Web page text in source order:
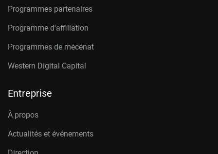
Programmes partenaires
Programme d'affiliation
Programmes de mécénat
Western Digital Capital
Entreprise
À propos
Actualités et événements